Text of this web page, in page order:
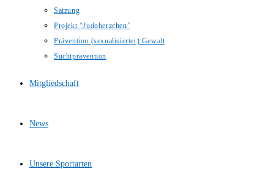
Satzung
Projekt “Judoherzchen”
Prävention (sexualisierter) Gewalt
Suchtprävention
Mitgliedschaft
News
Unsere Sportarten